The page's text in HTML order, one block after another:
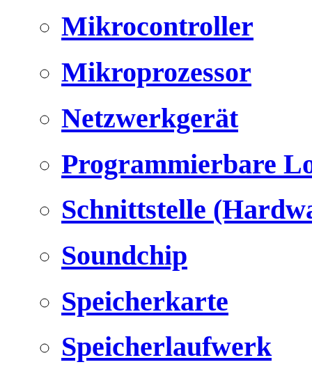
Mikrocontroller
Mikroprozessor
Netzwerkgerät
Programmierbare
Schnittstelle
Soundchip
Speicherkarte
Speicherlaufwerk